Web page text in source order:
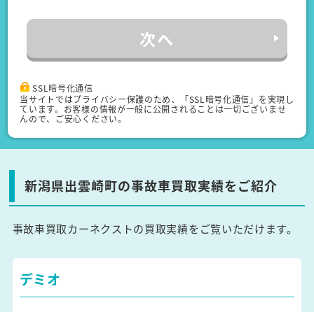
次へ
SSL暗号化通信
当サイトではプライバシー保護のため、「SSL暗号化通信」を実現し
ています。お客様の情報が一般に公開されることは一切ございませ
んので、ご安心ください。
新潟県出雲崎町の事故車買取実績をご紹介
事故車買取カーネクストの買取実績をご覧いただけます。
デミオ